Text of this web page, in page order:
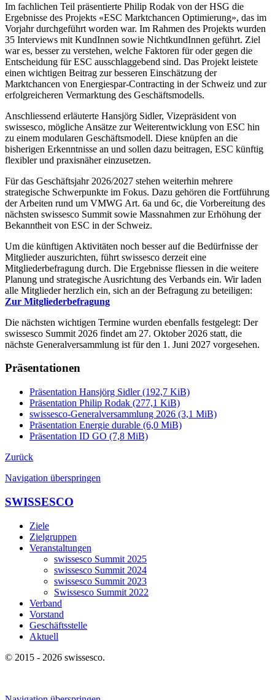
Im fachlichen Teil präsentierte Philip Rodak von der HSG die
Ergebnisse des Projekts «ESC Marktchancen Optimierung», das im
Vorjahr durchgeführt worden war. Im Rahmen des Projekts wurden
35 Interviews mit KundInnen sowie NichtkundInnen geführt. Ziel
war es, besser zu verstehen, welche Faktoren für oder gegen die
Entscheidung für ESC ausschlaggebend sind. Das Projekt leistete
einen wichtigen Beitrag zur besseren Einschätzung der
Marktchancen von Energiespar-Contracting in der Schweiz und zur
erfolgreicheren Vermarktung des Geschäftsmodells.
Anschliessend erläuterte Hansjörg Sidler, Vizepräsident von
swissesco, mögliche Ansätze zur Weiterentwicklung von ESC hin
zu einem modularen Geschäftsmodell. Diese knüpfen an die
bisherigen Erkenntnisse an und sollen dazu beitragen, ESC künftig
flexibler und praxisnäher einzusetzen.
Für das Geschäftsjahr 2026/2027 stehen weiterhin mehrere
strategische Schwerpunkte im Fokus. Dazu gehören die Fortführung
der Arbeiten rund um VMWG Art. 6a und 6c, die Vorbereitung des
nächsten swissesco Summit sowie Massnahmen zur Erhöhung der
Bekanntheit von ESC in der Schweiz.
Um die künftigen Aktivitäten noch besser auf die Bedürfnisse der
Mitglieder auszurichten, führt swissesco derzeit eine
Mitgliederbefragung durch. Die Ergebnisse fliessen in die weitere
Planung und strategische Ausrichtung des Verbands ein. Wir laden
alle Mitglieder herzlich ein, sich an der Befragung zu beteiligen:
Zur Mitgliederbefragung
Die nächsten wichtigen Termine wurden ebenfalls festgelegt: Der
swissesco Summit 2026 findet am 27. Oktober 2026 statt, die
nächste Generalversammlung ist für den 1. Juni 2027 vorgesehen.
Präsentationen
Präsentation Hansjörg Sidler(192,7 KiB)
Präsentation Philip Rodak (277,1 KiB)
swissesco-Generalversammlung 2026 (3,1 MiB)
Präsentation Energie durable (6,0 MiB)
Präsentation ID GO (7,8 MiB)
Zurück
Navigation überspringen
SWISSESCO
Ziele
Zielgruppen
Veranstaltungen
swissesco Summit 2025
swissesco Summit 2024
swissesco Summit 2023
Swissesco Summit 2022
Verband
Vorstand
Geschäftsstelle
Aktuell
© 2015 - 2026 swissesco.